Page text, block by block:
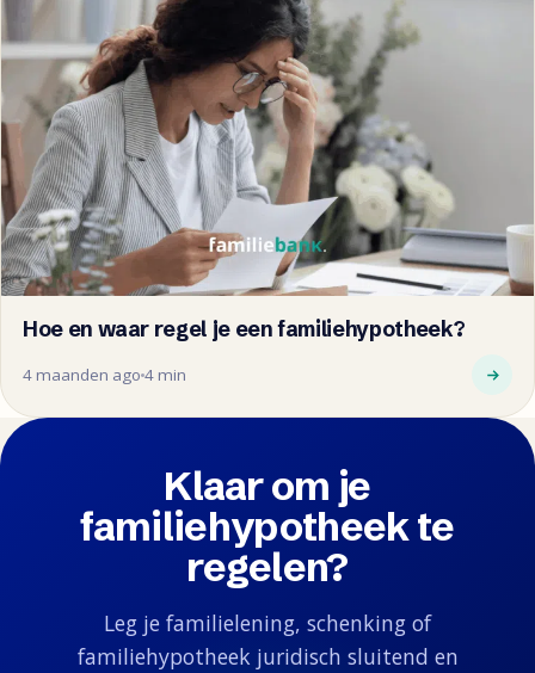
Hoe en waar regel je een familiehypotheek?
4 maanden ago 4 min
Klaar om je
familiehypotheek te
regelen?
Leg je familielening, schenking of
familiehypotheek juridisch sluitend en